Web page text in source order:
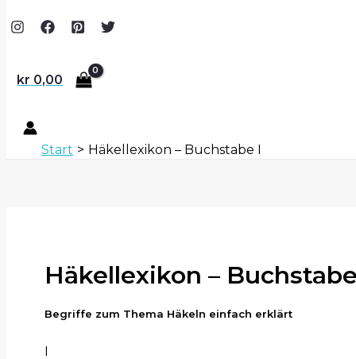
kr 0,00
Start Häkellexikon – Buchstabe I
Häkellexikon –
Begriffe zum Thema Häkeln einfach erklärt